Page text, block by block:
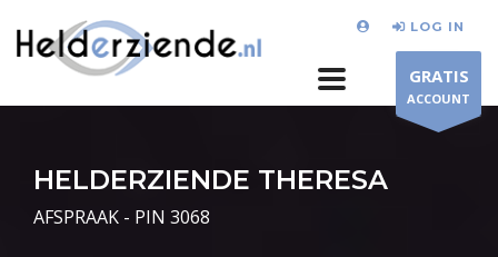
LOG IN
GRATIS
ACCOUNT
HELDERZIENDE THERESA
AFSPRAAK - PIN 3068